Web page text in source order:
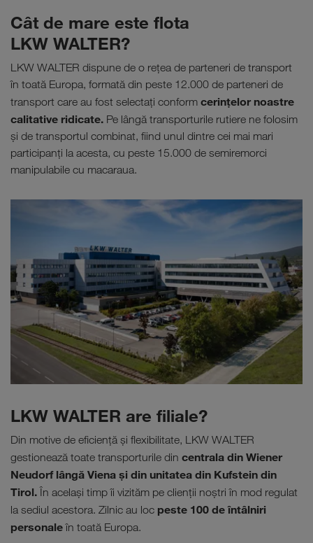
Cât de mare este flota
LKW WALTER?
LKW WALTER dispune de o reţea de parteneri de transport
în toată Europa, formată din peste 12.000 de parteneri de
transport care au fost selectaţi conform cerinţelor noastre
calitative ridicate. Pe lângă transporturile rutiere ne folosim
şi de transportul combinat, fiind unul dintre cei mai mari
participanţi la acesta, cu peste 15.000 de semiremorci
manipulabile cu macaraua.
LKW WALTER are filiale?
Din motive de eficienţă şi flexibilitate, LKW WALTER
gestionează toate transporturile din centrala din Wiener
Neudorf lângă Viena şi din unitatea din Kufstein din
Tirol. În acelaşi timp îi vizităm pe clienţii noştri în mod regulat
la sediul acestora. Zilnic au loc peste 100 de întâlniri
personaleîn toată Europa.